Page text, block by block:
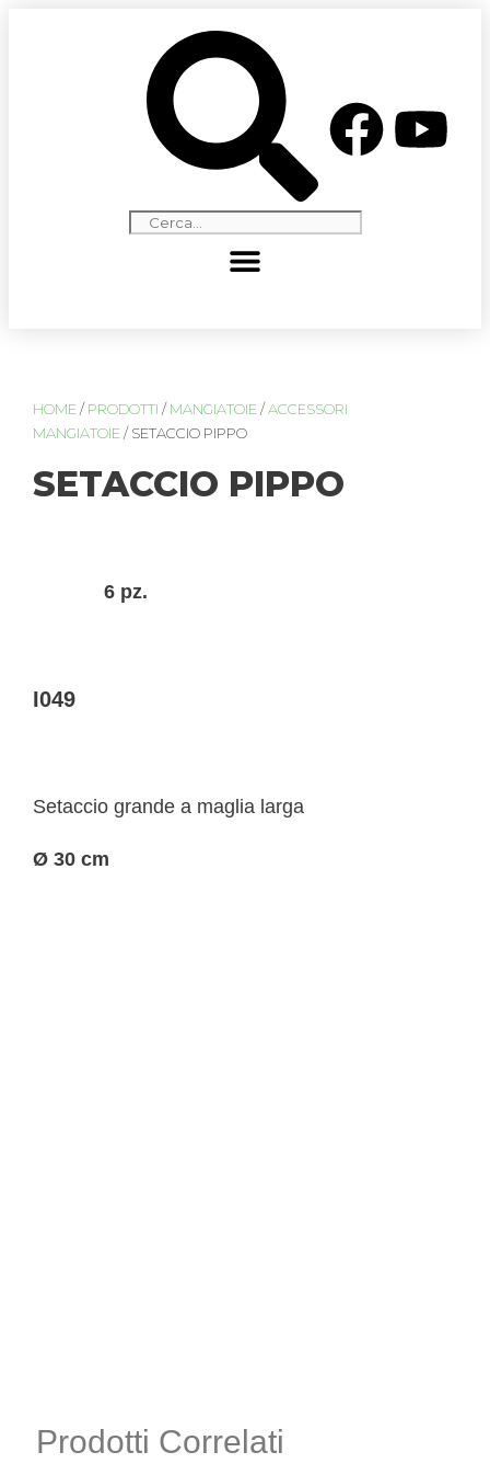
HOME / PRODOTTI / MANGIATOIE /ACCESSORI
MANGIATOIE / SETACCIO PIPPO
SETACCIO PIPPO
6 pz.
I049
Setaccio grande a maglia larga
Ø 30 cm
Prodotti Correlati